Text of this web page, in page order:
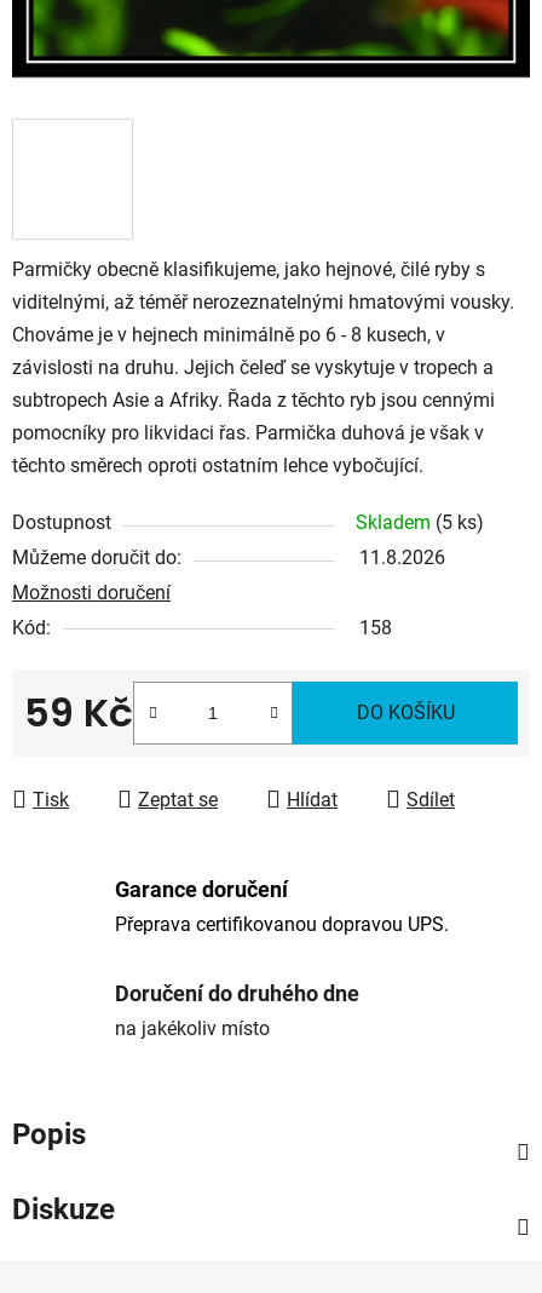
Parmičky obecně klasifikujeme, jako hejnové, čilé ryby s
viditelnými, až téměř nerozeznatelnými hmatovými vousky.
Chováme je v hejnech minimálně po 6 - 8 kusech, v
závislosti na druhu. Jejich čeleď se vyskytuje v tropech a
subtropech Asie a Afriky. Řada z těchto ryb jsou cennými
pomocníky pro likvidaci řas. Parmička duhová je však v
těchto směrech oproti ostatním lehce vybočující.
Dostupnost Skladem (5 ks)
Můžeme doručit do:
11.8.2026
Možnosti doručení
Kód:
158
59 Kč DO KOŠÍKU
Tisk Zeptat se Hlídat Sdílet
Garance doručení
Přeprava certifikovanou dopravou UPS.
Doručení do druhého dne
na jakékoliv místo
Popis
Diskuze